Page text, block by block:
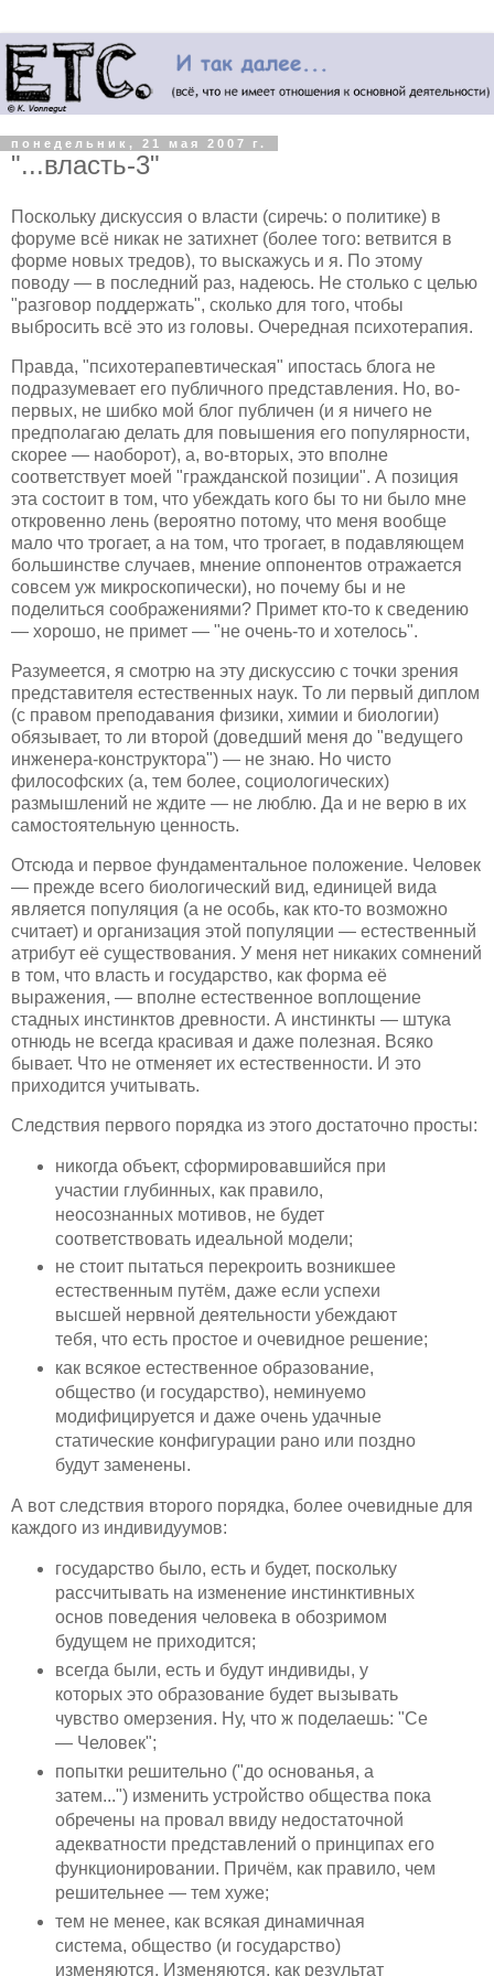
понедельник, 21 мая 2007 г.
"...власть-3"
Поскольку дискуссия о власти (сиречь: о политике) в
форуме всё никак не затихнет (более того: ветвится в
форме новых тредов), то выскажусь и я. По этому
поводу — в последний раз, надеюсь. Не столько с целью
"разговор поддержать", сколько для того, чтобы
выбросить всё это из головы. Очередная психотерапия.
Правда, "психотерапевтическая" ипостась блога не
подразумевает его публичного представления. Но, во-
первых, не шибко мой блог публичен (и я ничего не
предполагаю делать для повышения его популярности,
скорее — наоборот), а, во-вторых, это вполне
соответствует моей "гражданской позиции". А позиция
эта состоит в том, что убеждать кого бы то ни было мне
откровенно лень (вероятно потому, что меня вообще
мало что трогает, а на том, что трогает, в подавляющем
большинстве случаев, мнение оппонентов отражается
совсем уж микроскопически), но почему бы и не
поделиться соображениями? Примет кто-то к сведению
— хорошо, не примет — "не очень-то и хотелось".
Разумеется, я смотрю на эту дискуссию с точки зрения
представителя естественных наук. То ли первый диплом
(с правом преподавания физики, химии и биологии)
обязывает, то ли второй (доведший меня до "ведущего
инженера-конструктора") — не знаю. Но чисто
философских (а, тем более, социологических)
размышлений не ждите — не люблю. Да и не верю в их
самостоятельную ценность.
Отсюда и первое фундаментальное положение. Человек
— прежде всего биологический вид, единицей вида
является популяция (а не особь, как кто-то возможно
считает) и организация этой популяции — естественный
атрибут её существования. У меня нет никаких сомнений
в том, что власть и государство, как форма её
выражения, — вполне естественное воплощение
стадных инстинктов древности. А инстинкты — штука
отнюдь не всегда красивая и даже полезная. Всяко
бывает. Что не отменяет их естественности. И это
приходится учитывать.
Следствия первого порядка из этого достаточно просты:
никогда объект, сформировавшийся при
участии глубинных, как правило,
неосознанных мотивов, не будет
соответствовать идеальной модели;
не стоит пытаться перекроить возникшее
естественным путём, даже если успехи
высшей нервной деятельности убеждают
тебя, что есть простое и очевидное решение;
как всякое естественное образование,
общество (и государство), неминуемо
модифицируется и даже очень удачные
статические конфигурации рано или поздно
будут заменены.
А вот следствия второго порядка, более очевидные для
каждого из индивидуумов:
государство было, есть и будет, поскольку
рассчитывать на изменение инстинктивных
основ поведения человека в обозримом
будущем не приходится;
всегда были, есть и будут индивиды, у
которых это образование будет вызывать
чувство омерзения. Ну, что ж поделаешь: "Се
— Человек";
попытки решительно ("до основанья, а
затем...") изменить устройство общества пока
обречены на провал ввиду недостаточной
адекватности представлений о принципах его
функционировании. Причём, как правило, чем
решительнее — тем хуже;
тем не менее, как всякая динамичная
система, общество (и государство)
изменяются. Изменяются, как результат